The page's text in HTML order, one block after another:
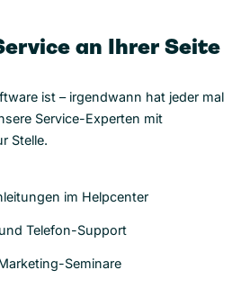
an Ihrer Seite
ist – irgendwann hat jeder mal
Service-Experten mit
Stelle.
im Helpcenter
Telefon-Support
Seminare